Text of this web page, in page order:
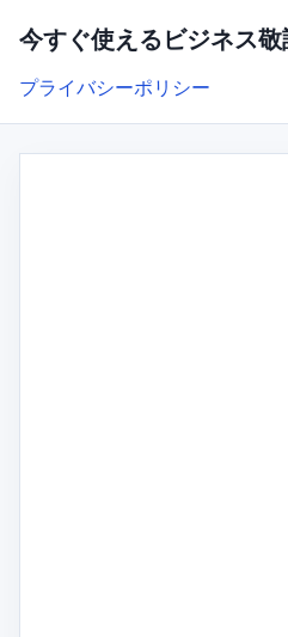
今すぐ使えるビジネス敬
プライバシーポリシー